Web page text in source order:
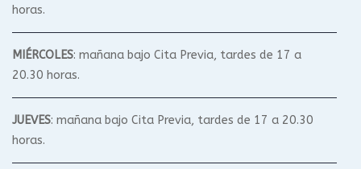
horas.
MIÉRCOLES: mañana bajo Cita Previa, tardes de 17 a
20.30 horas.
JUEVES: mañana bajo Cita Previa, tardes de 17 a 20.30
horas.